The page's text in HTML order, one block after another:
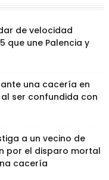
de velocidad
que une Palencia y
una cacería en
ser confundida con
a un vecino de
por el disparo mortal
cacería